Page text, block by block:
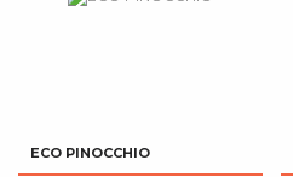
ECO PINOCCHIO